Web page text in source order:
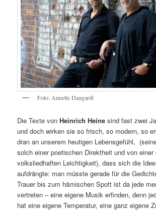
Foto: Annette Daugardt
Die Texte vonHeinrich Heine sind fast zwei
und doch wirken sie so frisch, so modern, so
dran an unserem heutigen Lebensgefühl,
solch einer poetischen Direktheit und von einer
volksliedhaften Leichtigkeit), dass sich die
aufdrängte: man müsste gerade für die
Trauer bis zum hämischen Spott ist da jede
vertreten – eine eigene Musik erfinden, denn
hat eine eigene Temperatur, eine ganz eigene